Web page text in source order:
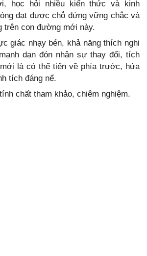
học hỏi nhiều kiến thức và kinh
đạt được chỗ đứng vững chắc và
trên con đường mới này.
giác nhạy bén, khả năng thích nghi
dạn đón nhận sự thay đổi, tích
là có thể tiến về phía trước, hứa
tích đáng nể.
chất tham khảo, chiêm nghiệm.